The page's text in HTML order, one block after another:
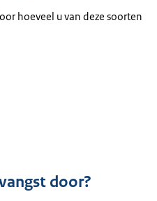
hoeveel u van deze soorten
door?